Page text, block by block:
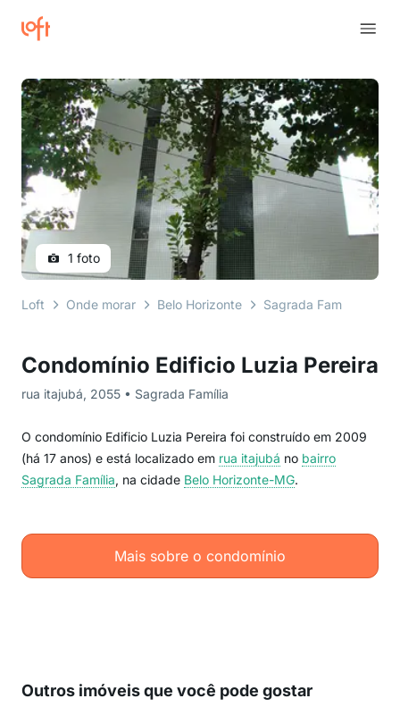
Condomínio Edificio Luzia Pereira
rua itajubá, 2055 • Sagrada Família
O condomínio Edificio Luzia Pereira foi construído em 2009
(há 17 anos) e está localizado em rua itajubá no bairro
Sagrada Família, na cidade Belo Horizonte-MG.
Mais sobre o condomínio
1 foto
Loft Onde morar Belo Horizonte Sagrada Família
Outros imóveis que você pode gostar